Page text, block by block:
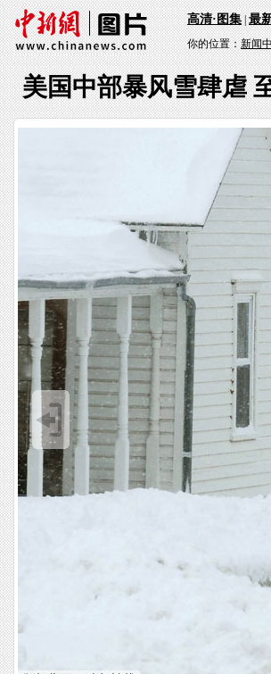
高清·图集|最
你的位置：新闻
美国中部暴风雪肆虐